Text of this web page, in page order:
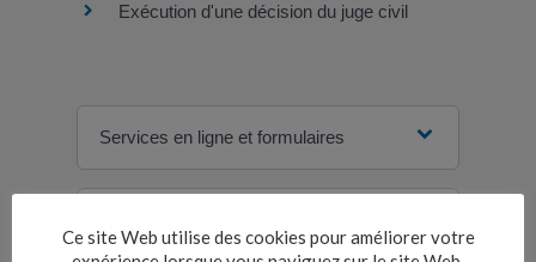
Exécution d'une décision du juge civil
Services en ligne et formulaires
Ce site Web utilise des cookies pour améliorer votre